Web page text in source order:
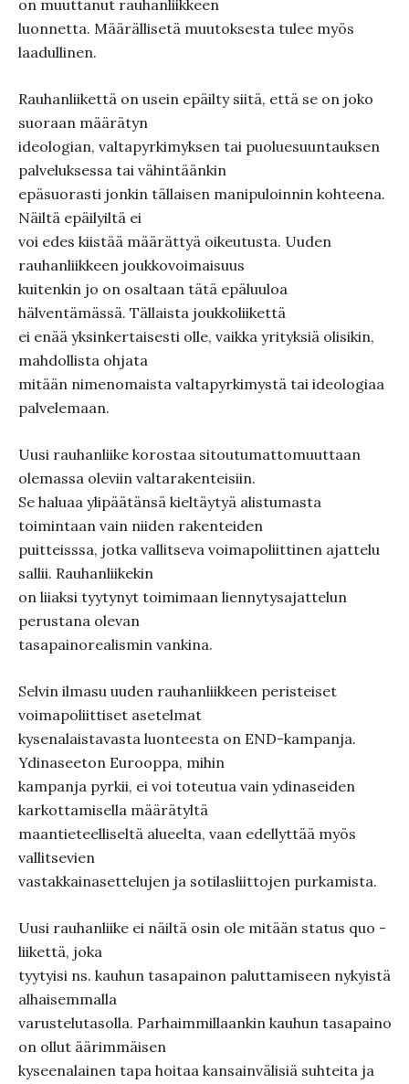
on muuttanut rauhanliikkeen
luonnetta. Määrällisetä muutoksesta tulee myös
laadullinen.
Rauhanliikettä on usein epäilty siitä, että se on joko
suoraan määrätyn
ideologian, valtapyrkimyksen tai puoluesuuntauksen
palveluksessa tai vähintäänkin
epäsuorasti jonkin tällaisen manipuloinnin kohteena.
Näiltä epäilyiltä ei
voi edes kiistää määrättyä oikeutusta. Uuden
rauhanliikkeen joukkovoimaisuus
kuitenkin jo on osaltaan tätä epäluuloa
hälventämässä. Tällaista joukkoliikettä
ei enää yksinkertaisesti olle, vaikka yrityksiä olisikin,
mahdollista ohjata
mitään nimenomaista valtapyrkimystä tai ideologiaa
palvelemaan.
Uusi rauhanliike korostaa sitoutumattomuuttaan
olemassa oleviin valtarakenteisiin.
Se haluaa ylipäätänsä kieltäytyä alistumasta
toimintaan vain niiden rakenteiden
puitteisssa, jotka vallitseva voimapoliittinen ajattelu
sallii. Rauhanliikekin
on liiaksi tyytynyt toimimaan liennytysajattelun
perustana olevan
tasapainorealismin vankina.
Selvin ilmasu uuden rauhanliikkeen peristeiset
voimapoliittiset asetelmat
kysenalaistavasta luonteesta on END-kampanja.
Ydinaseeton Eurooppa, mihin
kampanja pyrkii, ei voi toteutua vain ydinaseiden
karkottamisella määrätyltä
maantieteelliseltä alueelta, vaan edellyttää myös
vallitsevien
vastakkainasettelujen ja sotilasliittojen purkamista.
Uusi rauhanliike ei näiltä osin ole mitään status quo -
liikettä, joka
tyytyisi ns. kauhun tasapainon paluttamiseen nykyistä
alhaisemmalla
varustelutasolla. Parhaimmillaankin kauhun tasapaino
on ollut äärimmäisen
kyseenalainen tapa hoitaa kansainvälisiä suhteita ja